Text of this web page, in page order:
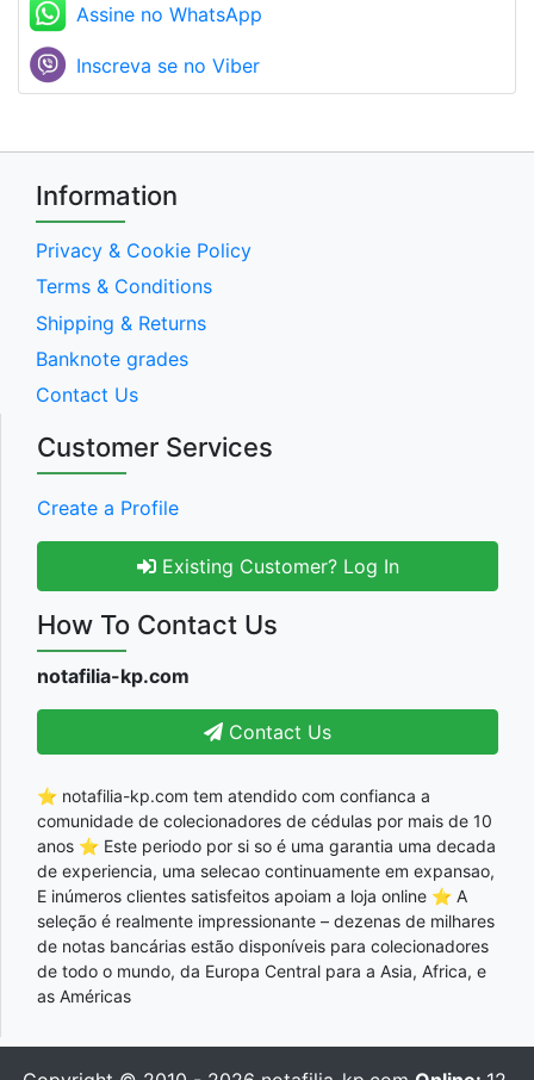
Assine no WhatsApp
Inscreva se no Viber
Information
Privacy & Cookie Policy
Terms & Conditions
Shipping & Returns
Banknote grades
Contact Us
Customer Services
Create a Profile
Existing Customer? Log In
How To Contact Us
notafilia-kp.com
Contact Us
⭐ notafilia-kp.com tem atendido com confianca a
comunidade de colecionadores de cédulas por mais de 10
anos ⭐ Este periodo por si so é uma garantia uma decada
de experiencia, uma selecao continuamente em expansao,
E inúmeros clientes satisfeitos apoiam a loja online ⭐ A
seleção é realmente impressionante – dezenas de milhares
de notas bancárias estão disponíveis para colecionadores
de todo o mundo, da Europa Central para a Asia, Africa, e
as Américas